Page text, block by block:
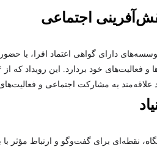
اجتماعی
دارای گواهی اعتماد افرا، با
به مشارکت اجتماعی و فعالیت‌های
نقطه‌ای برای گفت‌وگو و ارتباط مؤثر با